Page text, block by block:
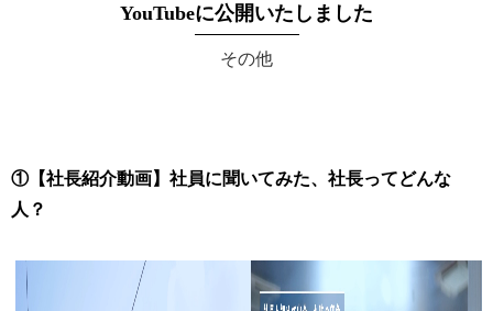
YouTubeに公開いたしました
その他
①【社長紹介動画】社員に聞いてみた、社長ってどんな
人？